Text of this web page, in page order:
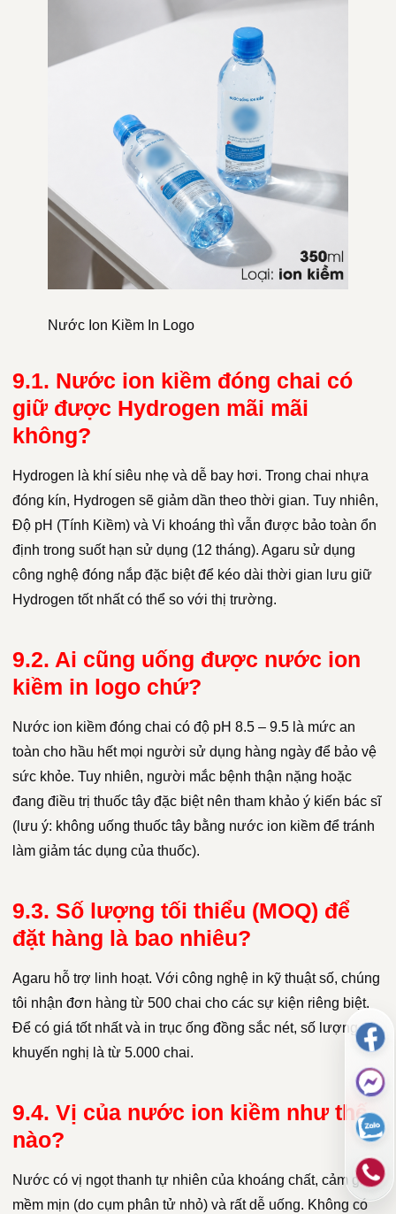
Nước Ion Kiềm In Logo
9.1. Nước ion kiềm đóng chai có
giữ được Hydrogen mãi mãi
không?
Hydrogen là khí siêu nhẹ và dễ bay hơi. Trong chai nhựa
đóng kín, Hydrogen sẽ giảm dần theo thời gian. Tuy nhiên,
Độ pH (Tính Kiềm) và Vi khoáng thì vẫn được bảo toàn ổn
định trong suốt hạn sử dụng (12 tháng). Agaru sử dụng
công nghệ đóng nắp đặc biệt để kéo dài thời gian lưu giữ
Hydrogen tốt nhất có thể so với thị trường.
9.2. Ai cũng uống được nước ion
kiềm in logo chứ?
Nước ion kiềm đóng chai có độ pH 8.5 – 9.5 là mức an
toàn cho hầu hết mọi người sử dụng hàng ngày để bảo vệ
sức khỏe. Tuy nhiên, người mắc bệnh thận nặng hoặc
đang điều trị thuốc tây đặc biệt nên tham khảo ý kiến bác sĩ
(lưu ý: không uống thuốc tây bằng nước ion kiềm để tránh
làm giảm tác dụng của thuốc).
9.3. Số lượng tối thiểu (MOQ) để
đặt hàng là bao nhiêu?
Agaru hỗ trợ linh hoạt. Với công nghệ in kỹ thuật số, chúng
tôi nhận đơn hàng từ 500 chai cho các sự kiện riêng biệt.
Để có giá tốt nhất và in trục ống đồng sắc nét, số lượng
khuyến nghị là từ 5.000 chai.
9.4. Vị của nước ion kiềm như thế
nào?
Nước có vị ngọt thanh tự nhiên của khoáng chất, cảm giác
mềm mịn (do cụm phân tử nhỏ) và rất dễ uống. Không có